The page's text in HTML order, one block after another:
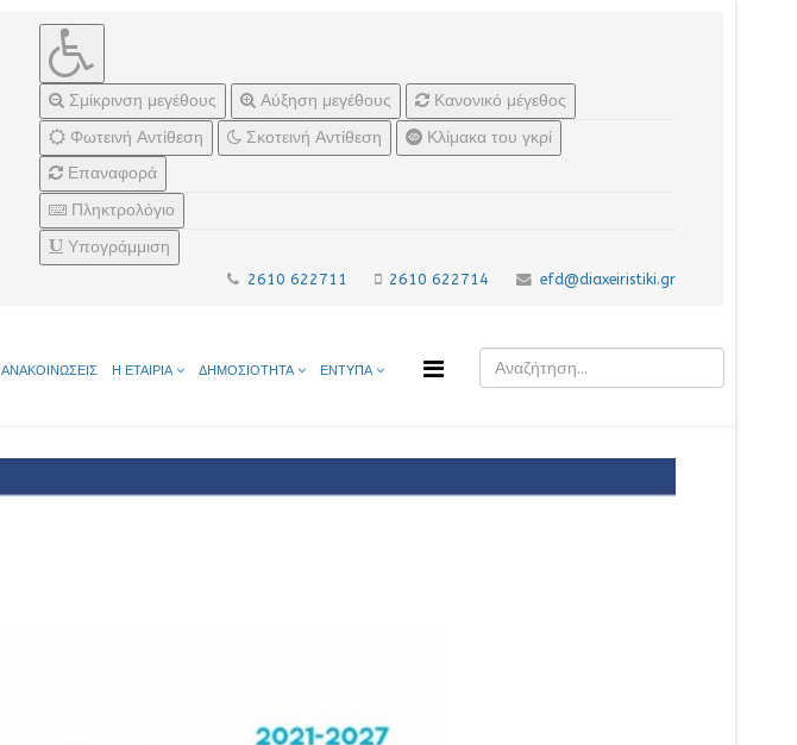
Σμίκρινση μεγέθους Αύξηση μεγέθους
Κανονικό μέγεθος
Φωτεινή Αντίθεση
Σκοτεινή Αντίθεση
Κλίμακα του γκρί
Επαναφορά
Πληκτρολόγιο
Υπογράμμιση
2610 622711 2610 622714 efd@diaxeiristiki.gr
ΑΝΑΚΟΙΝΩΣΕΙΣ Η ΕΤΑΙΡΙΑ ΔΗΜΟΣΙΟΤΗΤΑ ΕΝΤΥΠΑ